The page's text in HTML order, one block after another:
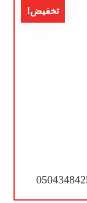
تخفيض!